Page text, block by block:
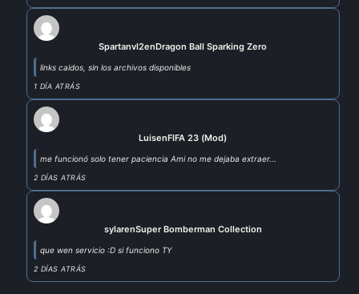
Spartanvl2enDragon Ball Sparking Zero
links caidos, sin los archivos disponibles
1 DÍA ATRÁS
LuisenFIFA 23 (Mod)
me funcionó solo tener paciencia Ami no me dejaba extraer...
2 DÍAS ATRÁS
sylarenSuper Bomberman Collection
que wen servicio :D si funciono TY
2 DÍAS ATRÁS